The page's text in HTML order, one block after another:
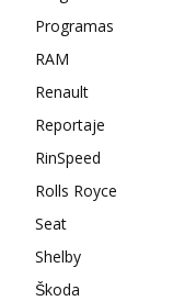
Programas
RAM
Renault
Reportaje
RinSpeed
Rolls Royce
Seat
Shelby
Škoda